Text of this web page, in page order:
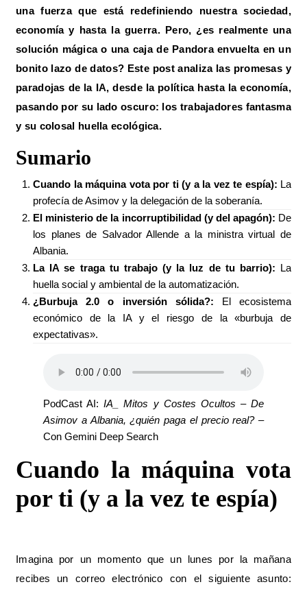
una fuerza que está redefiniendo nuestra sociedad,
economía y hasta la guerra. Pero, ¿es realmente una
solución mágica o una caja de Pandora envuelta en un
bonito lazo de datos? Este post analiza las promesas y
paradojas de la IA, desde la política hasta la economía,
pasando por su lado oscuro: los trabajadores fantasma
y su colosal huella ecológica.
Sumario
Cuando la máquina vota por ti (y a la vez te espía): La
profecía de Asimov y la delegación de la soberanía.
El ministerio de la incorruptibilidad (y del apagón): De
los planes de Salvador Allende a la ministra virtual de
Albania.
La IA se traga tu trabajo (y la luz de tu barrio): La
huella social y ambiental de la automatización.
¿Burbuja 2.0 o inversión sólida?: El ecosistema
económico de la IA y el riesgo de la «burbuja de
expectativas».
PodCast AI:IA_ Mitos y Costes Ocultos – De
Asimov a Albania, ¿quién paga el precio real?–
Con Gemini Deep Search
Cuando la máquina vota
por ti (y a la vez te espía)
Imagina por un momento que un lunes por la mañana
recibes un correo electrónico con el siguiente asunto: